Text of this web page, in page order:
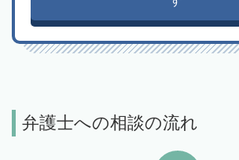
弁護士への相談の流れ